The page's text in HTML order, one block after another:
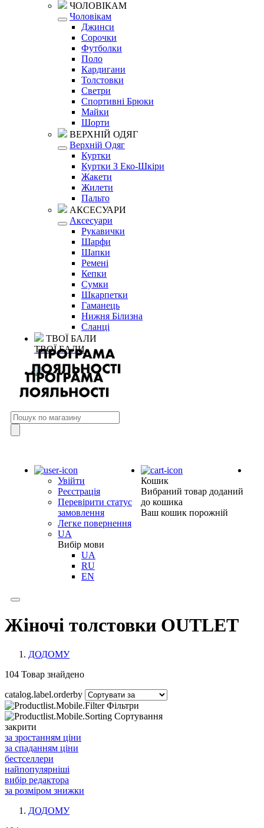
ЧОЛОВІКАМ
Чоловікам
Джинси
Сорочки
Футболки
Поло
Кардигани
Толстовки
Светри
Спортивні Брюки
Майки
Шорти
ВЕРХНІЙ ОДЯГ
Верхній Одяг
Куртки
Куртки З Еко-Шкіри
Жакети
Жилети
Пальто
АКСЕСУАРИ
Аксесуари
Рукавички
Шарфи
Шапки
Ремені
Кепки
Сумки
Шкарпетки
Гаманець
Нижня Білизна
Сланці
ТВОЇ БАЛИ
ТВОЇ БАЛИ
Увійти
Реєстрація
Перевірити статус
замовлення
Легке повернення
UA
Вибір мови
UA
RU
EN
Кошик
Вибраний товар доданий
до кошика
Ваш кошик порожній
Жіночі толстовки OUTLET
ДОДОМУ
104 Товар знайдено
catalog.label.orderby
Фільтри
Сортування
закрити
за зростанням ціни
за спаданням ціни
бестселлери
найпопулярніші
вибір редактора
за розміром знижки
ДОДОМУ